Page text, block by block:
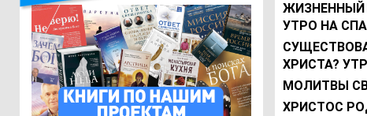
ЖИЗНЕННЫЙ
УТРО НА
ХРИСТА?
МОЛИТВЫ
ХРИСТОС